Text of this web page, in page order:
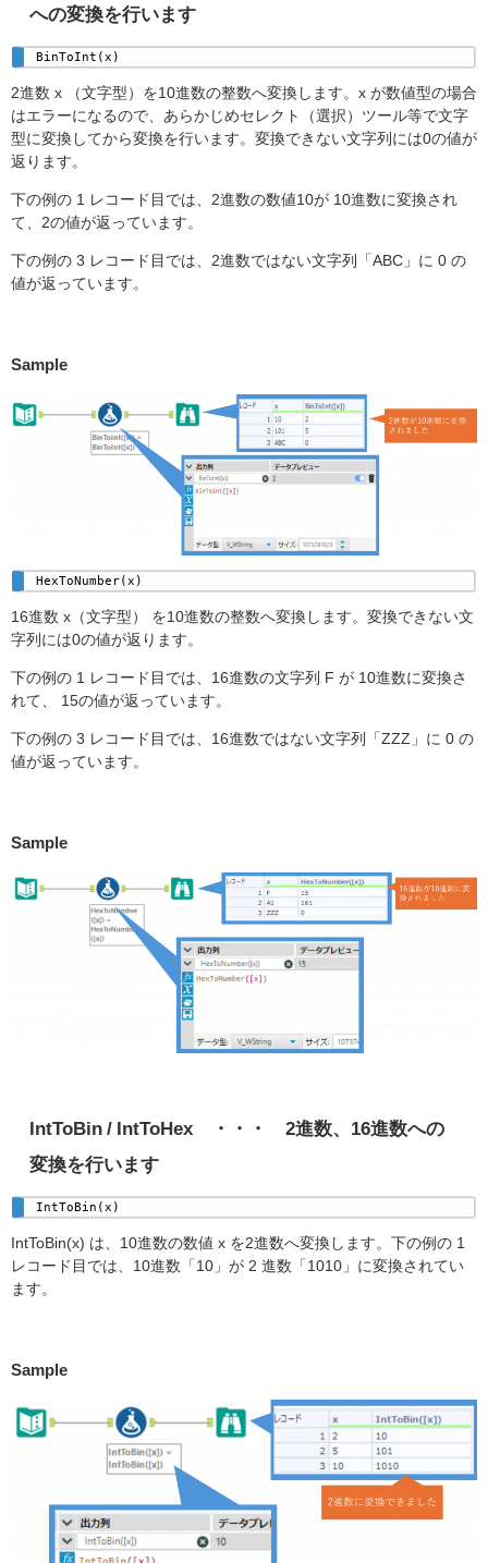
への変換を行います
BinToInt(x)
2進数 x （文字型）を10進数の整数へ変換します。x が数値型の場合
はエラーになるので、あらかじめセレクト（選択）ツール等で文字
型に変換してから変換を行います。変換できない文字列には0の値が
返ります。
下の例の 1 レコード目では、2進数の数値10が 10進数に変換され
て、2の値が返っています。
下の例の 3 レコード目では、2進数ではない文字列「ABC」に 0 の
値が返っています。
Sample
HexToNumber(x)
16進数 x（文字型） を10進数の整数へ変換します。変換できない文
字列には0の値が返ります。
下の例の 1 レコード目では、16進数の文字列 F が 10進数に変換さ
れて、 15の値が返っています。
下の例の 3 レコード目では、16進数ではない文字列「ZZZ」に 0 の
値が返っています。
Sample
IntToBin / IntToHex ・・・ 2進数、16進数への
変換を行います
IntToBin(x)
IntToBin(x) は、10進数の数値 x を2進数へ変換します。下の例の 1
レコード目では、10進数「10」が 2 進数「1010」に変換されてい
ます。
Sample